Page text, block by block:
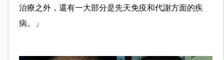
治療之外，還有一大部分是先天免疫和代謝方面的疾
病。」